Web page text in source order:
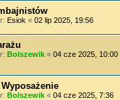
Esiok « 02 lip 2025, 19:56
Bolszewik « 04 cze 2025, 10:00
Bolszewik « 04 cze 2025, 7:36